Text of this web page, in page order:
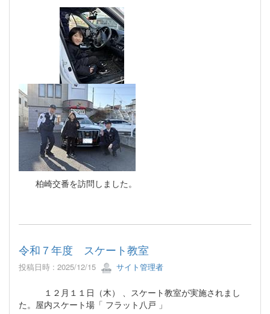
柏崎交番を訪問しました。
令和７年度 スケート教室
投稿日時 : 2025/12/15 サイト管理者
１２月１１日（木） 、スケート教室が実施されまし
た。屋内スケート場「 フラット八戸 」